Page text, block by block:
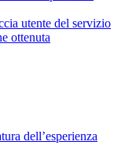
utente del servizio
ottenuta
dell’esperienza